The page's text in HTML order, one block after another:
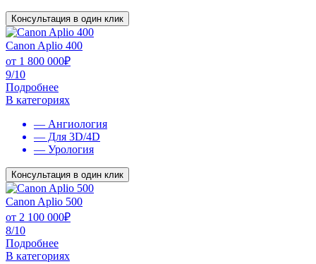
Консультация в один клик
Canon Aplio 400
от 1 800 000₽
9/10
Подробнее
В категориях
— Ангиология
— Для 3D/4D
— Урология
Консультация в один клик
Canon Aplio 500
от 2 100 000₽
8/10
Подробнее
В категориях